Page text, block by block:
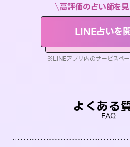
高評価の占い師を
LINE占いを
※LINEアプリ内のサービスペ
よくある
FAQ